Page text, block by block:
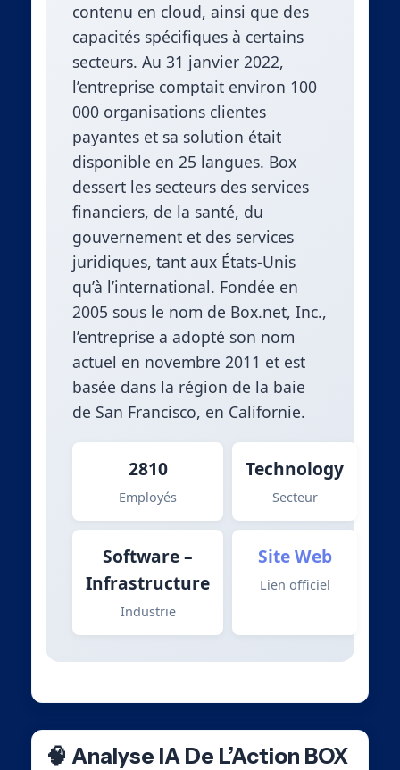
contenu en cloud, ainsi que des
capacités spécifiques à certains
secteurs. Au 31 janvier 2022,
l’entreprise comptait environ 100
000 organisations clientes
payantes et sa solution était
disponible en 25 langues. Box
dessert les secteurs des services
financiers, de la santé, du
gouvernement et des services
juridiques, tant aux États-Unis
qu’à l’international. Fondée en
2005 sous le nom de Box.net, Inc.,
l’entreprise a adopté son nom
actuel en novembre 2011 et est
basée dans la région de la baie
de San Francisco, en Californie.
2810
Employés
Technology
Secteur
Software –
Infrastructure
Industrie
Site Web
Lien officiel
🧠 Analyse IA De L’Action BOX